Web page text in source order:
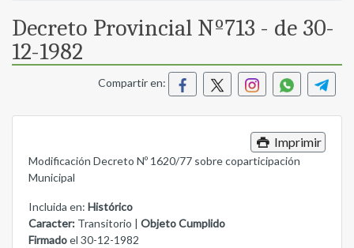
Decreto Provincial Nº713 - de 30-
12-1982
Compartir en:
Imprimir
Modificación Decreto Nº 1620/77 sobre coparticipación
Municipal
Incluida en: Histórico
Caracter: Transitorio | Objeto Cumplido
Firmadoel 30-12-1982